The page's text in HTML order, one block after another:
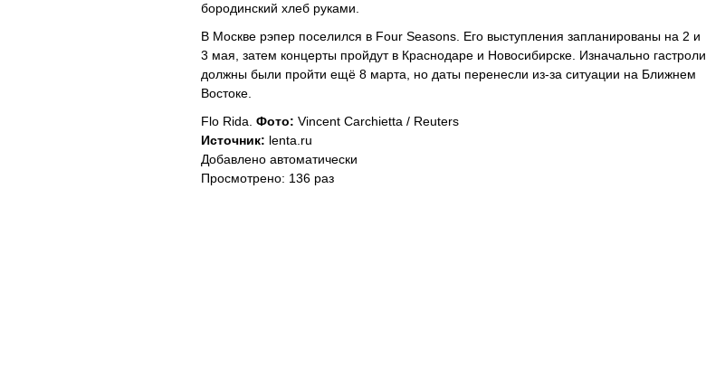
бородинский хлеб руками.
В Москве рэпер поселился в Four Seasons. Его выступления запланированы на 2 и
3 мая, затем концерты пройдут в Краснодаре и Новосибирске. Изначально гастроли
должны были пройти ещё 8 марта, но даты перенесли из-за ситуации на Ближнем
Востоке.
Flo Rida. Фото: Vincent Carchietta / Reuters
Источник: lenta.ru
Добавлено автоматически
Просмотрено: 136 раз